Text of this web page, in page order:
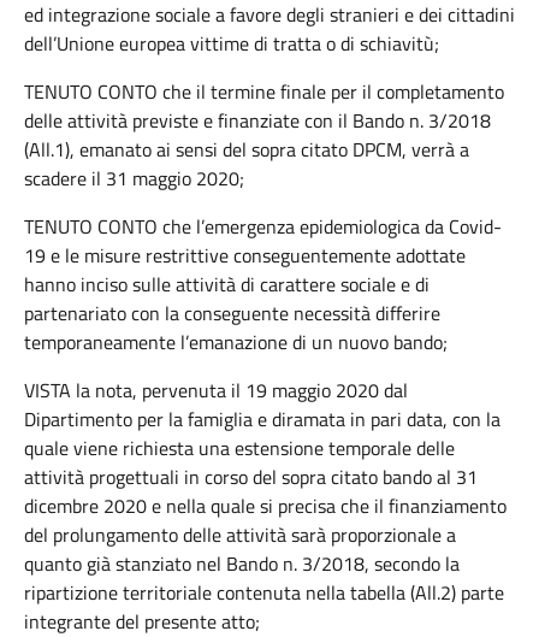
ed integrazione sociale a favore degli stranieri e dei cittadini
dell’Unione europea vittime di tratta o di schiavitù;
TENUTO CONTO che il termine finale per il completamento
delle attività previste e finanziate con il Bando n. 3/2018
(All.1), emanato ai sensi del sopra citato DPCM, verrà a
scadere il 31 maggio 2020;
TENUTO CONTO che l’emergenza epidemiologica da Covid-
19 e le misure restrittive conseguentemente adottate
hanno inciso sulle attività di carattere sociale e di
partenariato con la conseguente necessità differire
temporaneamente l’emanazione di un nuovo bando;
VISTA la nota, pervenuta il 19 maggio 2020 dal
Dipartimento per la famiglia e diramata in pari data, con la
quale viene richiesta una estensione temporale delle
attività progettuali in corso del sopra citato bando al 31
dicembre 2020 e nella quale si precisa che il finanziamento
del prolungamento delle attività sarà proporzionale a
quanto già stanziato nel Bando n. 3/2018, secondo la
ripartizione territoriale contenuta nella tabella (All.2) parte
integrante del presente atto;